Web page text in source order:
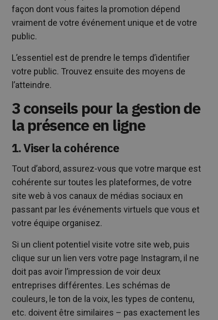
façon dont vous faites la promotion dépend
vraiment de votre événement unique et de votre
public.
L’essentiel est de prendre le temps d’identifier
votre public. Trouvez ensuite des moyens de
l’atteindre.
3 conseils pour la gestion de
la présence en ligne
1. Viser la cohérence
Tout d’abord, assurez-vous que votre marque est
cohérente sur toutes les plateformes, de votre
site web à vos canaux de médias sociaux en
passant par les événements virtuels que vous et
votre équipe organisez.
Si un client potentiel visite votre site web, puis
clique sur un lien vers votre page Instagram, il ne
doit pas avoir l’impression de voir deux
entreprises différentes. Les schémas de
couleurs, le ton de la voix, les types de contenu,
etc. doivent être similaires – pas exactement les